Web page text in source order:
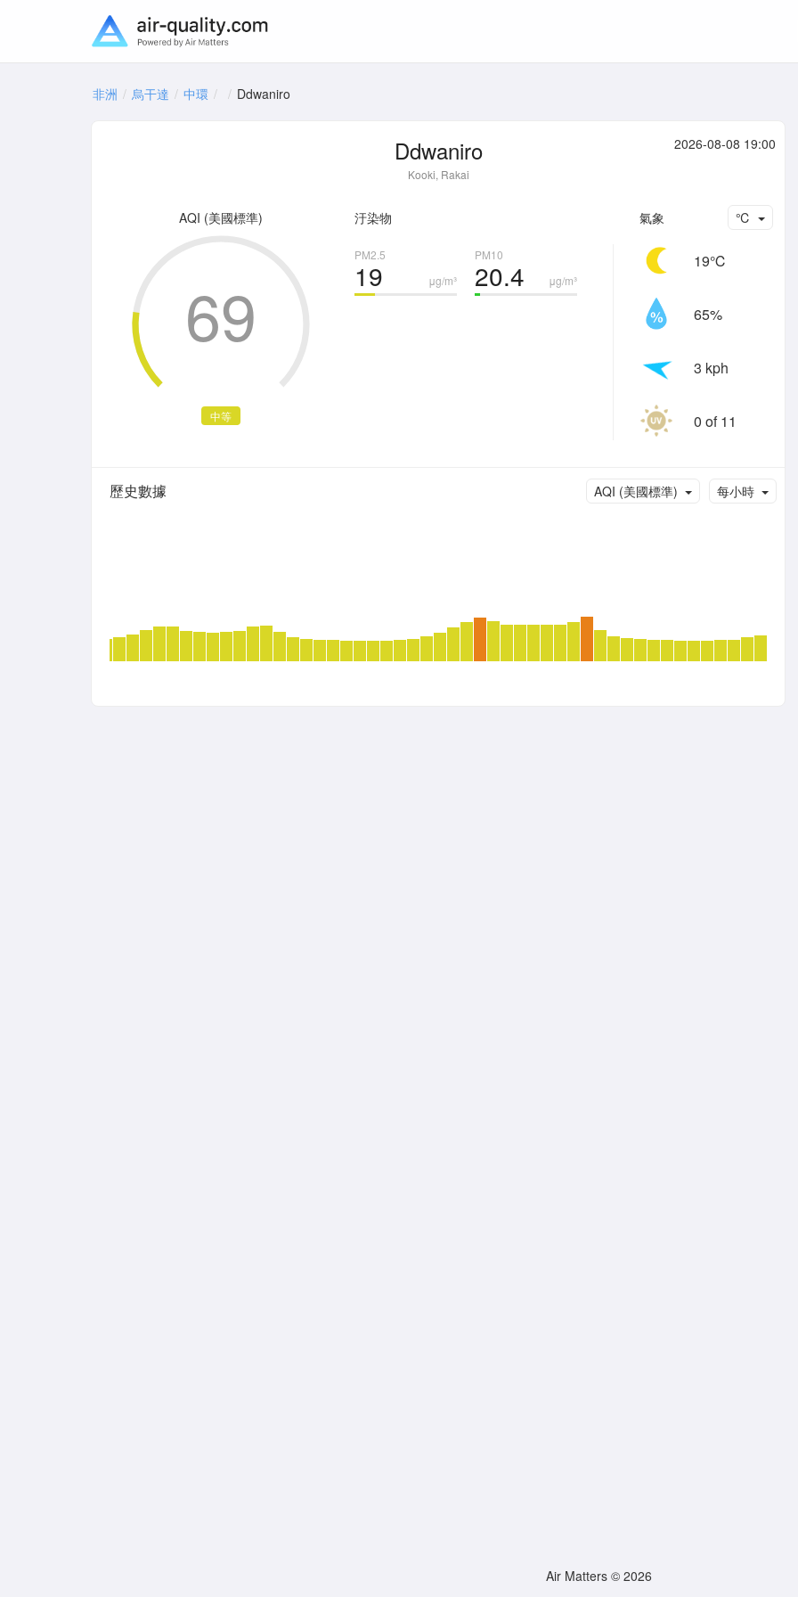
非洲 烏干達 中環 Ddwaniro
Ddwaniro
Kooki, Rakai
2026-08-08 19:00
AQI (美國標準)
中等
69
汙染物
PM2.5
μg/m³
19
PM10
μg/m³
20.4
氣象 ℃
19℃
65%
3 kph
0 of 11
歷史數據 每小時
AQI (美國標準)
Air Matters © 2026